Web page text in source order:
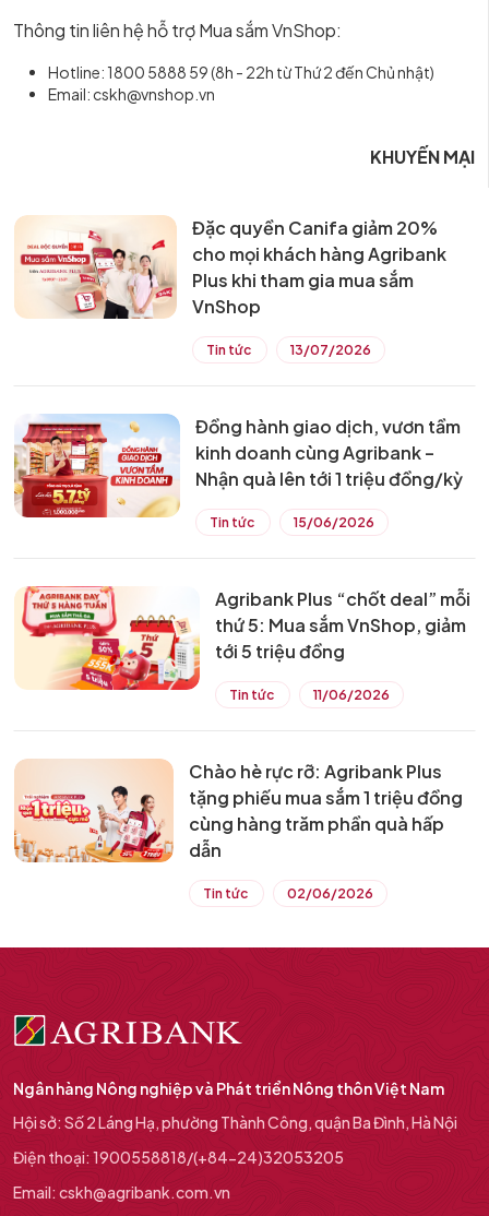
Thông tin liên hệ hỗ trợ Mua sắm VnShop:
Hotline: 1800 5888 59 (8h - 22h từ Thứ 2 đến Chủ nhật)
Email: cskh@vnshop.vn
KHUYẾN MẠI
Đặc quyền Canifa giảm 20%
cho mọi khách hàng Agribank
Plus khi tham gia mua sắm
VnShop
Tin tức 13/07/2026
Đồng hành giao dịch, vươn tầm
kinh doanh cùng Agribank –
Nhận quà lên tới 1 triệu đồng/kỳ
Tin tức 15/06/2026
Agribank Plus “chốt deal” mỗi
thứ 5: Mua sắm VnShop, giảm
tới 5 triệu đồng
Tin tức 11/06/2026
Chào hè rực rỡ: Agribank Plus
tặng phiếu mua sắm 1 triệu đồng
cùng hàng trăm phần quà hấp
dẫn
Tin tức 02/06/2026
Ngân hàng Nông nghiệp và Phát triển Nông thôn Việt Nam
Hội sở: Số 2 Láng Hạ, phường Thành Công, quận Ba Đình, Hà Nội
Điện thoại: 1900558818/(+84-24)32053205
Email: cskh@agribank.com.vn